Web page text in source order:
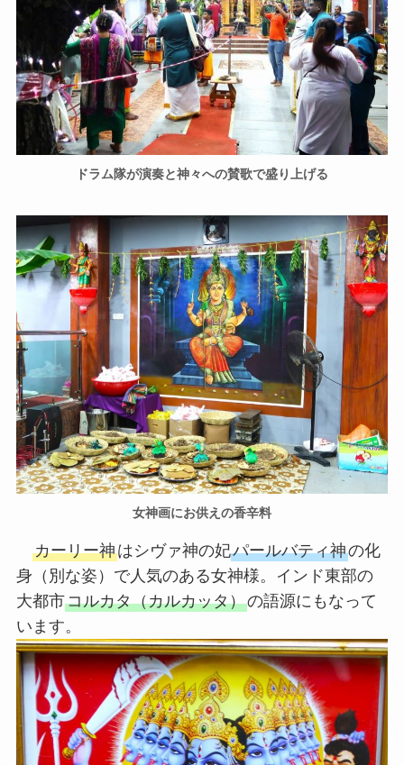
ドラム隊が演奏と神々への賛歌で盛り上げる
女神画にお供えの香辛料
カーリー神はシヴァ神の妃パールバティ神の化
身（別な姿）で人気のある女神様。インド東部の
大都市コルカタ（カルカッタ）の語源にもなって
います。